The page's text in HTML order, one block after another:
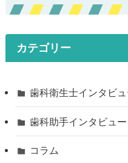
カテゴリー
歯科衛生士インタビ
歯科助手インタビュー
コラム